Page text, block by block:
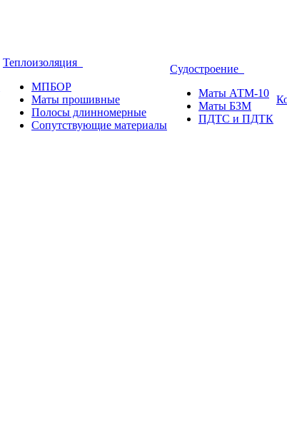
Теплоизоляция
МПБОР
Маты прошивные
Полосы длинномерные
Сопутствующие материалы
Судостроение
Маты АТМ-10
Маты БЗМ
ПДТС и ПДТК